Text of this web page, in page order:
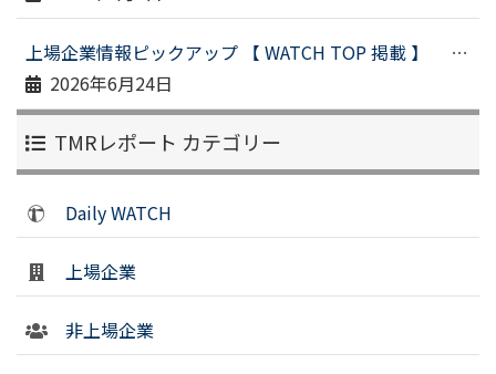
上場企業情報ピックアップ 【 WATCH TOP 掲載 】 （令和８年６月１９日配信）
2026年6月24日
TMRレポート カテゴリー
Daily WATCH
上場企業
非上場企業